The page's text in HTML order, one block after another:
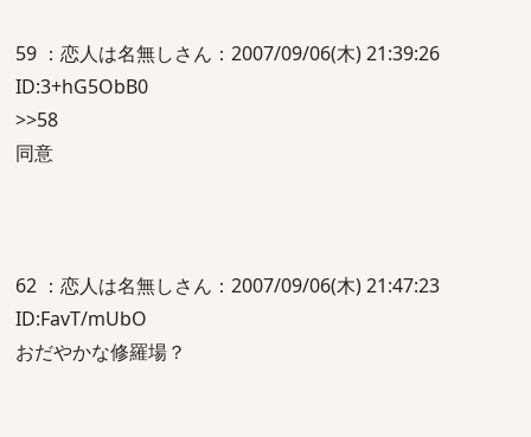
59 ：恋人は名無しさん：2007/09/06(木) 21:39:26
ID:3+hG5ObB0
>>58
同意
62 ：恋人は名無しさん：2007/09/06(木) 21:47:23
ID:FavT/mUbO
おだやかな修羅場？